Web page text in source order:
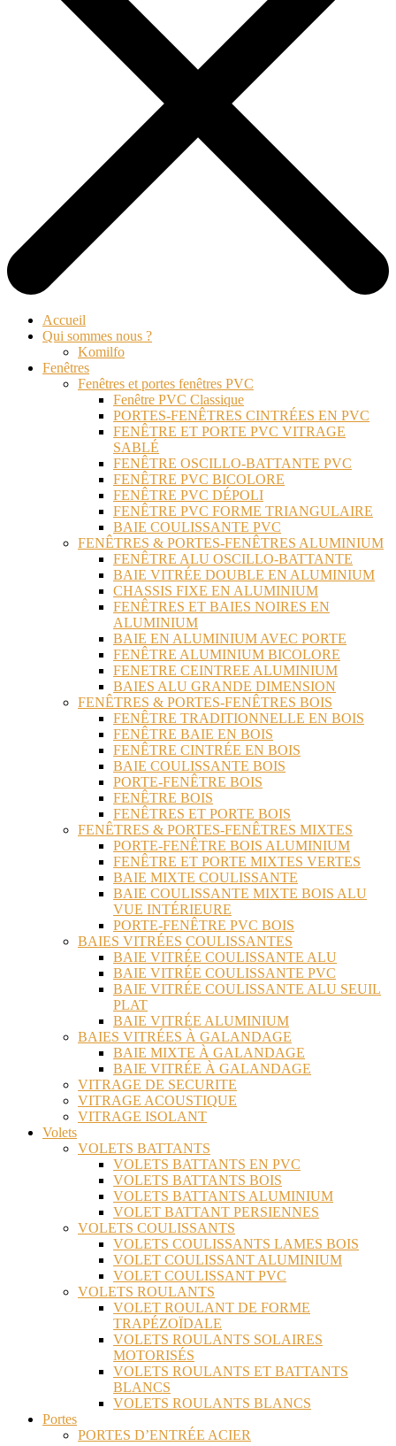
Accueil
Qui sommes nous ?
Komilfo
Fenêtres
Fenêtres et portes fenêtres PVC
Fenêtre PVC Classique
PORTES-FENÊTRES CINTRÉES EN PVC
FENÊTRE ET PORTE PVC VITRAGE
SABLÉ
FENÊTRE OSCILLO-BATTANTE PVC
FENÊTRE PVC BICOLORE
FENÊTRE PVC DÉPOLI
FENÊTRE PVC FORME TRIANGULAIRE
BAIE COULISSANTE PVC
FENÊTRES & PORTES-FENÊTRES ALUMINIUM
FENÊTRE ALU OSCILLO-BATTANTE
BAIE VITRÉE DOUBLE EN ALUMINIUM
CHASSIS FIXE EN ALUMINIUM
FENÊTRES ET BAIES NOIRES EN
ALUMINIUM
BAIE EN ALUMINIUM AVEC PORTE
FENÊTRE ALUMINIUM BICOLORE
FENETRE CEINTREE ALUMINIUM
BAIES ALU GRANDE DIMENSION
FENÊTRES & PORTES-FENÊTRES BOIS
FENÊTRE TRADITIONNELLE EN BOIS
FENÊTRE BAIE EN BOIS
FENÊTRE CINTRÉE EN BOIS
BAIE COULISSANTE BOIS
PORTE-FENÊTRE BOIS
FENÊTRE BOIS
FENÊTRES ET PORTE BOIS
FENÊTRES & PORTES-FENÊTRES MIXTES
PORTE-FENÊTRE BOIS ALUMINIUM
FENÊTRE ET PORTE MIXTES VERTES
BAIE MIXTE COULISSANTE
BAIE COULISSANTE MIXTE BOIS ALU
VUE INTÉRIEURE
PORTE-FENÊTRE PVC BOIS
BAIES VITRÉES COULISSANTES
BAIE VITRÉE COULISSANTE ALU
BAIE VITRÉE COULISSANTE PVC
BAIE VITRÉE COULISSANTE ALU SEUIL
PLAT
BAIE VITRÉE ALUMINIUM
BAIES VITRÉES À GALANDAGE
BAIE MIXTE À GALANDAGE
BAIE VITRÉE À GALANDAGE
VITRAGE DE SECURITE
VITRAGE ACOUSTIQUE
VITRAGE ISOLANT
Volets
VOLETS BATTANTS
VOLETS BATTANTS EN PVC
VOLETS BATTANTS BOIS
VOLETS BATTANTS ALUMINIUM
VOLET BATTANT PERSIENNES
VOLETS COULISSANTS
VOLETS COULISSANTS LAMES BOIS
VOLET COULISSANT ALUMINIUM
VOLET COULISSANT PVC
VOLETS ROULANTS
VOLET ROULANT DE FORME
TRAPÉZOÏDALE
VOLETS ROULANTS SOLAIRES
MOTORISÉS
VOLETS ROULANTS ET BATTANTS
BLANCS
VOLETS ROULANTS BLANCS
Portes
PORTES D’ENTRÉE ACIER